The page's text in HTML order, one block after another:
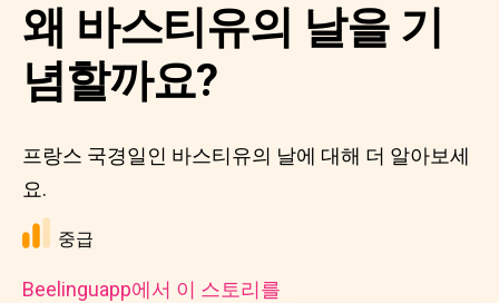
왜 바스티유의 날을 기
념할까요?
프랑스 국경일인 바스티유의 날에 대해 더 알아보세
요.
중급
Beelinguapp에서 이 스토리를